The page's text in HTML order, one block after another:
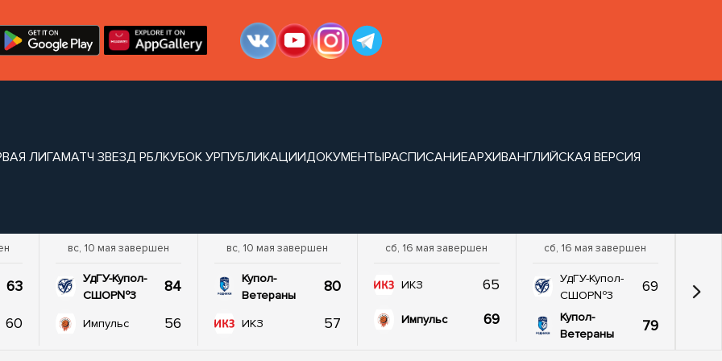
ЛИГАМАТЧ ЗВЕЗД РБЛКУБОК УРПУБЛИКАЦИИДОКУМЕНТЫРАСПИСАНИЕАРХИВАНГЛИЙСКАЯ ВЕРСИЯ
63
60
вс, 10 мая завершен
УдГУ-Купол-
СШОР№3
84
Импульс 56
вс, 10 мая завершен
Купол-
Ветераны
80
ИКЗ 57
сб, 16 мая завершен
ИКЗ 65
Импульс 69
сб, 16 мая завершен
УдГУ-Купол-
СШОР№3
69
Купол-
Ветераны
79